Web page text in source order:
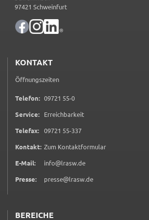
97421 Schweinfurt
KONTAKT
Öffnungszeiten
Telefon: 09721 55-00 9 7 2 1 5 5 0
Service: Erreichbarkeit
Telefax: 09721 55-3370 9 7 2 1 5 5 3 3 7
Kontakt: Zum Kontaktformular(öffnet in
E-Mail:
info@lrasw.de
Presse:
presse@lrasw.de
BEREICHE
Name:
accessibility
Landratsamt Schweinfurt
Zweck:
Session
Daten bei Aktivierung dieser
Datenschutzbestimmungen des